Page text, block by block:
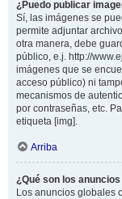
¿Puedo publicar
Sí, las imágenes se
permite adjuntar
otra manera, debe
público, e.j. http://
imágenes que se
acceso público) ni
mecanismos de
por contraseñas, etc.
etiqueta [img].
Arriba
¿Qué son los
Los anuncios globales